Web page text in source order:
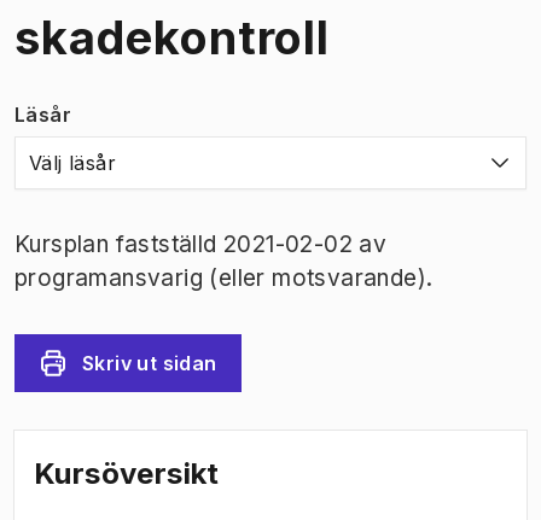
skadekontroll
Läsår
Välj läsår
Kursplan fastställd 2021-02-02 av
programansvarig (eller motsvarande).
Skriv ut sidan
Kursöversikt